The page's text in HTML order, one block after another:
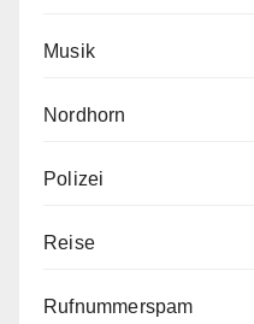
Musik
Nordhorn
Polizei
Reise
Rufnummerspam